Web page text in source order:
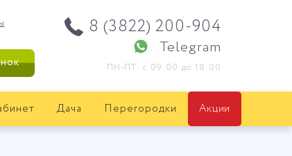
8 (3822) 200-904
Telegram
ПН-ПТ: с 09:00 до 18:00
Дача Перегородки
Акции